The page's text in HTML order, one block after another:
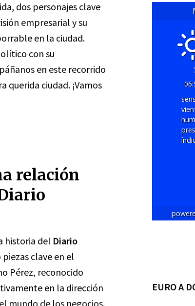
dos personajes clave
empresarial y su
en la ciudad.
con su
en este recorrido
querida ciudad. ¡Vamos
relación
historia del Diario
clave en el
Pérez, reconocido
en la dirección
mundo de los negocios.
EURO A